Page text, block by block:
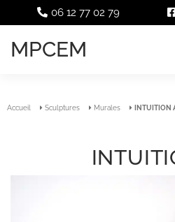
06 12 77 02 79
MPCEM
Accueil Sculptures Murales INTUITION